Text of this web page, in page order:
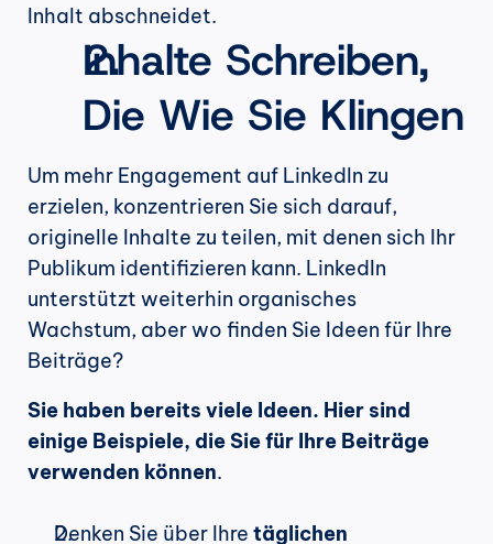
Inhalt abschneidet.
Inhalte Schreiben,
Die Wie Sie Klingen
Um mehr Engagement auf LinkedIn zu
erzielen, konzentrieren Sie sich darauf,
originelle Inhalte zu teilen, mit denen sich Ihr
Publikum identifizieren kann. LinkedIn
unterstützt weiterhin organisches
Wachstum, aber wo finden Sie Ideen für Ihre
Beiträge?
Sie haben bereits viele Ideen. Hier sind
einige Beispiele, die Sie für Ihre Beiträge
verwenden können.
Denken Sie über Ihre täglichen